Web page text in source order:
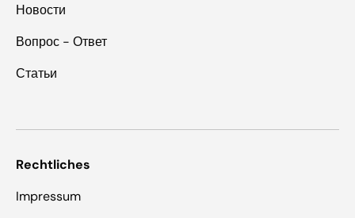
Новости
Вопрос - Ответ
Статьи
Rechtliches
Impressum